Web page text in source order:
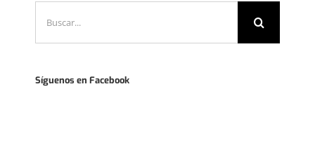
Síguenos en Facebook